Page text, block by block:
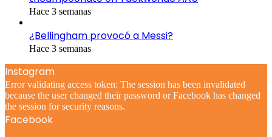
Hace 3 semanas
¿Bellingham provocó a Messi?
Hace 3 semanas
Instagram
Error validating access token: The session has been invalidated
because the user changed their password or Facebook has changed
the session for security reasons.
Facebook